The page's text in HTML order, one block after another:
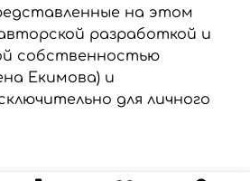
на этом
разработкой и
собственностью
Екимова) и
для личного